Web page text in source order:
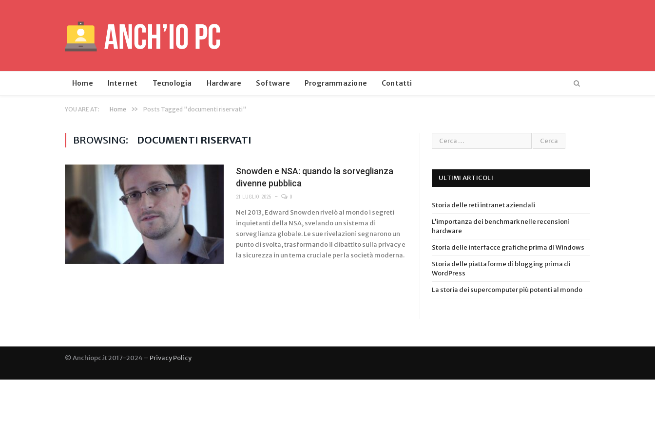
Home Internet Tecnologia Hardware Software Programmazione Contatti
YOU ARE AT: Home » Posts Tagged "documenti riservati"
BROWSING: DOCUMENTI RISERVATI
Snowden e NSA: quando la sorveglianza
divenne pubblica
21 LUGLIO 2025 0
Nel 2013, Edward Snowden rivelò al mondo i segreti
inquietanti della NSA, svelando un sistema di
sorveglianza globale. Le sue rivelazioni segnarono un
punto di svolta, trasformando il dibattito sulla privacy e
la sicurezza in un tema cruciale per la società moderna.
ULTIMI ARTICOLI
Storia delle reti intranet aziendali
L’importanza dei benchmark nelle recensioni
hardware
Storia delle interfacce grafiche prima di Windows
Storia delle piattaforme di blogging prima di
WordPress
La storia dei supercomputer più potenti al mondo
© Anchiopc.it 2017-2024 – Privacy Policy